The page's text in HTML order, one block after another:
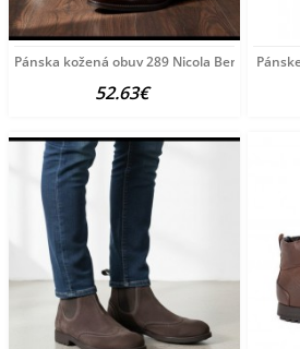
Pánska kožená obuv 289 Nicola Benson,
52.63€